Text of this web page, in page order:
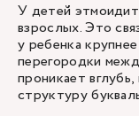
У детей этмоидит
взрослых. Это
у ребенка
перегородки
проникает
структуру